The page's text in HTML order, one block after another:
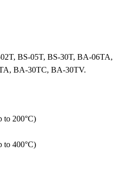
BS-05T, BS-30T, BA-06TA,
BA-30TC, BA-30TV.
to 200°C)
to 400°C)